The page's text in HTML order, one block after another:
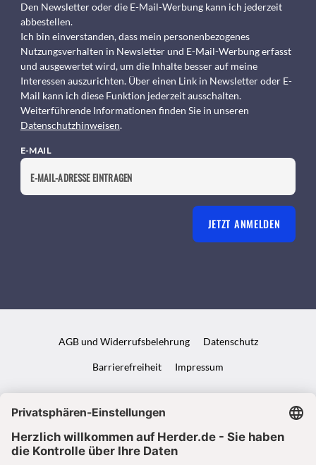
Den Newsletter oder die E-Mail-Werbung kann ich jederzeit
abbestellen.
Ich bin einverstanden, dass mein personenbezogenes
Nutzungsverhalten in Newsletter und E-Mail-Werbung erfasst
und ausgewertet wird, um die Inhalte besser auf meine
Interessen auszurichten. Über einen Link in Newsletter oder E-
Mail kann ich diese Funktion jederzeit ausschalten.
Weiterführende Informationen finden Sie in unseren
Datenschutzhinweisen.
E-MAIL
JETZT ANMELDEN
AGB und Widerrufsbelehrung Datenschutz
Barrierefreiheit Impressum
VERTRAG WIDERRUFEN